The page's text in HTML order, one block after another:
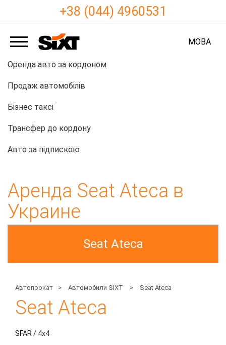
+38 (044) 4960531
МОВА
Оренда авто за кордоном
Продаж автомобілів
Бізнес таксі
Трансфер до кордону
Авто за підпискою
Аренда Seat Ateca в
Украине
Seat Ateca
Автопрокат > Автомобили SIXT > Seat Ateca
Seat Ateca
SFAR / 4x4